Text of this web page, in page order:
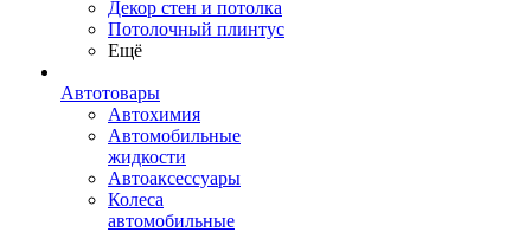
Декор стен и потолка
Потолочный плинтус
Ещё
Автотовары
Автохимия
Автомобильные
жидкости
Автоаксессуары
Колеса
автомобильные